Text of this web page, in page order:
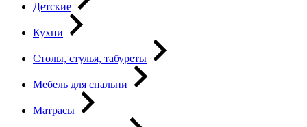
Детские
Кухни
Столы, стулья, табуреты
Мебель для спальни
Матрасы